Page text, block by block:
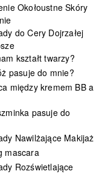
Okołoustne Skóry
do Cery Dojrzałej
kształt twarzy?
pasuje do mnie?
między kremem BB a
pasuje do
Nawilżające Makijaż
mascara
Rozświetlające